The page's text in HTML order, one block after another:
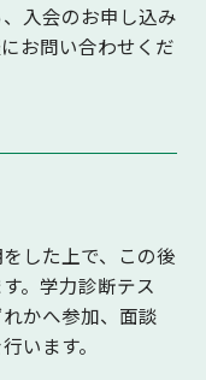
入会のお申し込み
お問い合わせくだ
した上で、この後
。学力診断テス
かへ参加、面談
います。